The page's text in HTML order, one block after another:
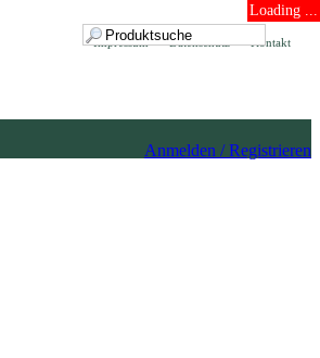
Loading ...
Kontakt
Datenschutz
Impressum
Anmelden / Registrieren